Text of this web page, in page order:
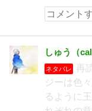
しゅう（
ネタバレ
再
ジーは色
るように